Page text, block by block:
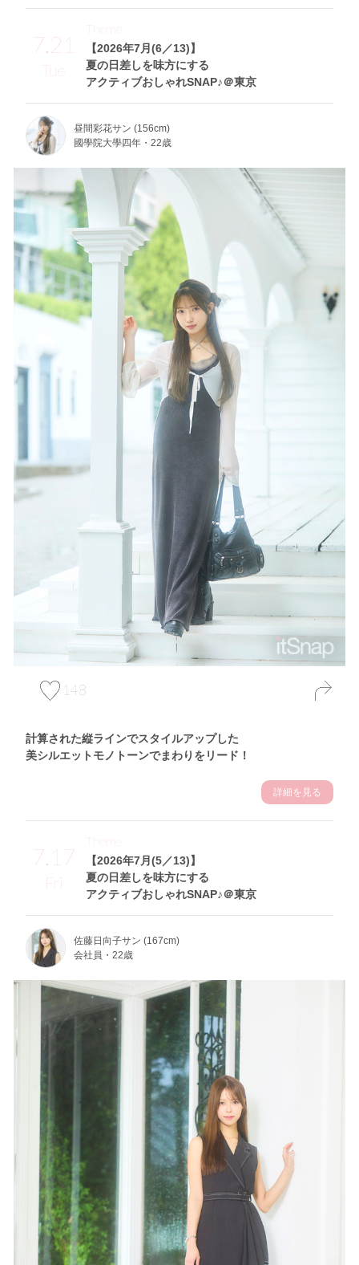
7.21
Tue
【2026年7月(6／13)】
夏の日差しを味方にする
アクティブおしゃれSNAP♪＠東京
Theme
昼間彩花サン (156cm)
國學院大學四年・22歳
148
計算された縦ラインでスタイルアップした
美シルエットモノトーンでまわりをリード！
詳細を見る
7.17
Fri
【2026年7月(5／13)】
夏の日差しを味方にする
アクティブおしゃれSNAP♪＠東京
Theme
佐藤日向子サン (167cm)
会社員・22歳